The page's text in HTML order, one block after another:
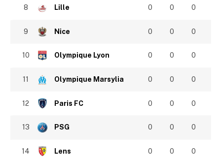
8 Lille 0 0 0
9 Nice 0 0 0
10 Olympique Lyon 0 0 0
11 Olympique Marsylia 0 0 0
12 Paris FC 0 0 0
13 PSG 0 0 0
14 Lens 0 0 0